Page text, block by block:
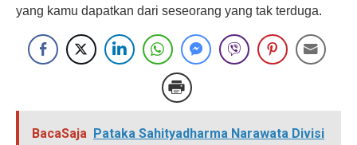
yang kamu dapatkan dari seseorang yang tak terduga.
BacaSaja Pataka Sahityadharma Narawata Divisi